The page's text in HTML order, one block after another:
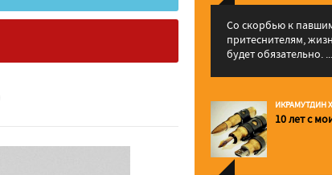
Со скорбью к
притеснителям,
будет обязательно. ...
ИКРАМУТДИН
10 лет с